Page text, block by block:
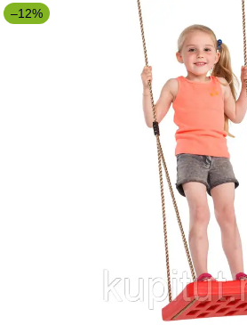
–12%